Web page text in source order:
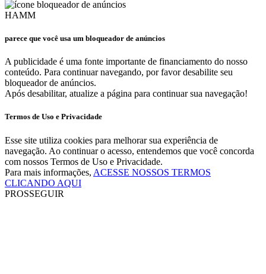
HAMM
parece que você usa um bloqueador de anúncios
A publicidade é uma fonte importante de financiamento do nosso
conteúdo. Para continuar navegando, por favor desabilite seu
bloqueador de anúncios.
Após desabilitar, atualize a página para continuar sua navegação!
Termos de Uso e Privacidade
Esse site utiliza cookies para melhorar sua experiência de
navegação. Ao continuar o acesso, entendemos que você concorda
com nossos Termos de Uso e Privacidade.
Para mais informações, ACESSE NOSSOS TERMOS
CLICANDO AQUI
PROSSEGUIR